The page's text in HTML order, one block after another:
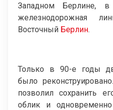
Западном Берлине,
железнодорожная
Восточный Берлин.
Только в 90-е годы
было
позволил сохранить
облик и